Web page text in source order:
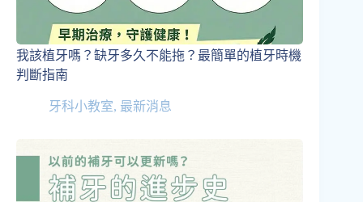
我該植牙嗎？缺牙多久不能拖？最簡單的植牙時機
判斷指南
牙科小教室, 最新消息